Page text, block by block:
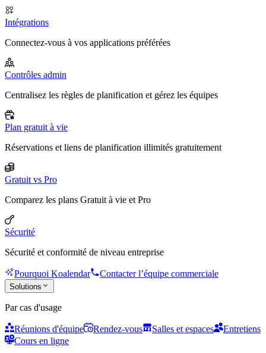
Intégrations
Connectez-vous à vos applications préférées
Contrôles admin
Centralisez les règles de planification et gérez les équipes
Plan gratuit à vie
Réservations et liens de planification illimités gratuitement
Gratuit vs Pro
Comparez les plans Gratuit à vie et Pro
Sécurité
Sécurité et conformité de niveau entreprise
Pourquoi Koalendar Contacter l’équipe commerciale
Solutions
Par cas d'usage
Réunions d'équipe Rendez-vous Salles et espaces
Entretiens
Cours en ligne